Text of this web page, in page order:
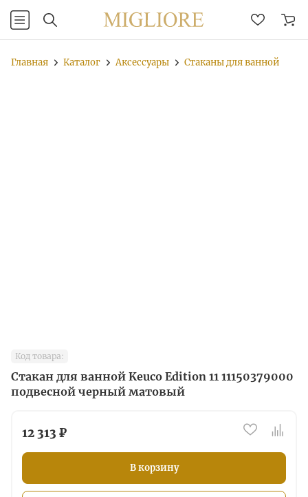
Главная Каталог Аксессуары Стаканы для ванной
Код товара:
Стакан для ванной Keuco Edition 11 11150379000
подвесной черный матовый
12 313 ₽
В корзину